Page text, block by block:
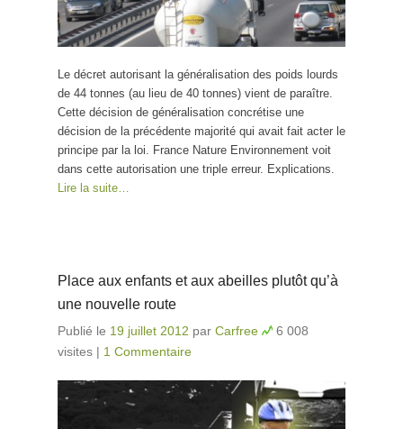
Le décret autorisant la généralisation des poids lourds
de 44 tonnes (au lieu de 40 tonnes) vient de paraître.
Cette décision de généralisation concrétise une
décision de la précédente majorité qui avait fait acter le
principe par la loi. France Nature Environnement voit
dans cette autorisation une triple erreur. Explications.
Lire la suite…
Place aux enfants et aux abeilles plutôt qu’à
une nouvelle route
Publié le 19 juillet 2012 par Carfree
6 008
visites | 1 Commentaire